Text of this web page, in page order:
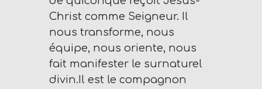
Christ comme Seigneur. Il
nous transforme, nous
équipe, nous oriente, nous
fait manifester le surnaturel
divin.Il est le compagnon